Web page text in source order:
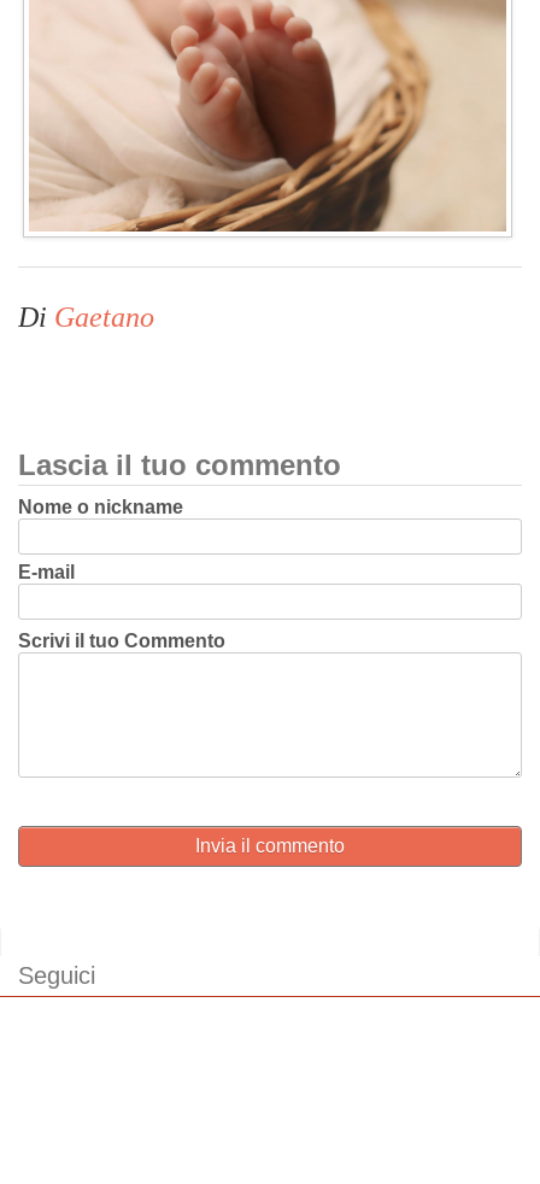
Di Gaetano
Lascia il tuo commento
Nome o nickname
E-mail
Scrivi il tuo Commento
Invia il commento
Seguici